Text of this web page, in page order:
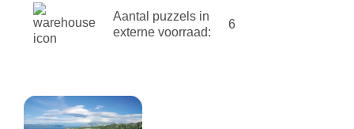
Aantal puzzels in
externe voorraad:
6